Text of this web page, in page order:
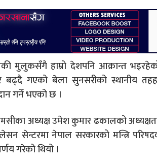
मुलुकसँगै हाम्रो देशपनि आक्रान्त
बढ्दै गएको बेला सुनसरीको स्थानीय
गर्ने भएको छ ।
अध्यक्ष उमेश कुमार ढकालको
सेन्टरमा नेपाल सरकारको मन्त्रि
गरेको थियो ।